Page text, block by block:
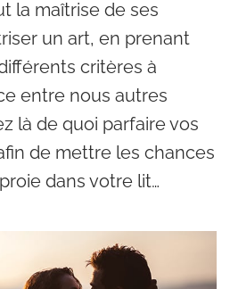
la maîtrise de ses
un art, en prenant
critères à
entre nous autres
là de quoi parfaire vos
de mettre les chances
dans votre lit…